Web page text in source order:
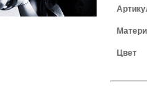
Цвет